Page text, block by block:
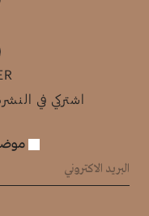
اشتركي في